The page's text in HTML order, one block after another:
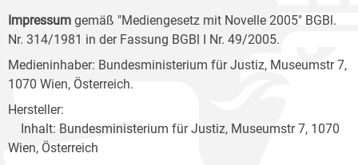
Impressum gemäß "Mediengesetz mit Novelle 2005" BGBl.
Nr. 314/1981 in der Fassung BGBl I Nr. 49/2005.
Medieninhaber: Bundesministerium für Justiz, Museumstr 7,
1070 Wien, Österreich.
Hersteller:
Inhalt: Bundesministerium für Justiz, Museumstr 7, 1070
Wien, Österreich